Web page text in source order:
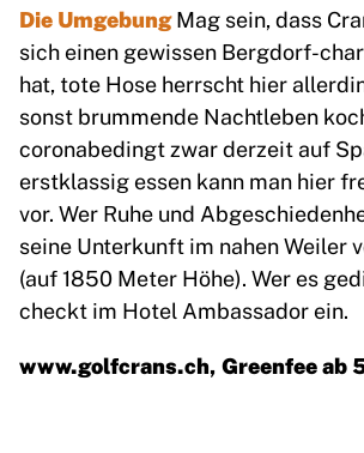
Die UmgebungMag sein, dass
sich einen gewissen Bergdorf-
hat, tote Hose herrscht hier
sonst brummende Nachtleben
coronabedingt zwar derzeit auf
erstklassig essen kann man hier
vor. Wer Ruhe und
seine Unterkunft im nahen Weiler
(auf 1850 Meter Höhe). Wer es
checkt im Hotel Ambassador ein.
www.golfcrans.ch, Greenfee ab